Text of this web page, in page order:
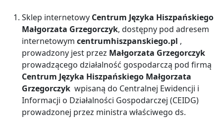
Sklep internetowy Centrum Języka Hiszpańskiego
Małgorzata Grzegorczyk, dostępny pod adresem
internetowym centrumhiszpanskiego.pl ,
prowadzony jest przez Małgorzata Grzegorczyk
prowadzącego działalność gospodarczą pod firmą
Centrum Języka Hiszpańskiego Małgorzata
Grzegorczyk wpisaną do Centralnej Ewidencji i
Informacji o Działalności Gospodarczej (CEIDG)
prowadzonej przez ministra właściwego ds.